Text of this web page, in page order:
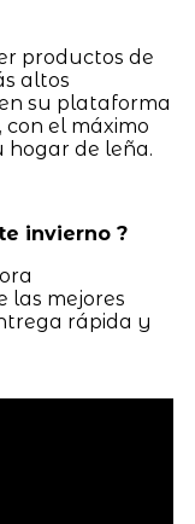
productos de
altos
su plataforma
, con el máximo
de leña.
invierno ?
las mejores
rápida y